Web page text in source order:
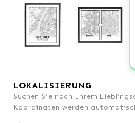
LOKALISIERUNG
Suchen Sie nach Ihrem
Koordinaten werden